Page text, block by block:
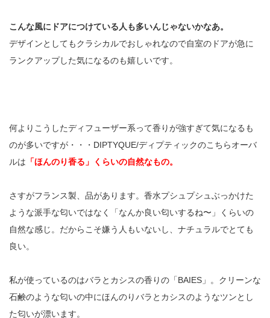
こんな風にドアにつけている人も多いんじゃないかなあ。
デザインとしてもクラシカルでおしゃれなので自室のドアが急に
ランクアップした気になるのも嬉しいです。
何よりこうしたディフューザー系って香りが強すぎて気になるも
のが多いですが・・・DIPTYQUE/ディプティックのこちらオーバ
ルは 「ほんのり香る」くらいの自然なもの。
さすがフランス製、品があります。香水プシュプシュぶっかけた
ような派手な匂いではなく「なんか良い匂いするね〜」くらいの
自然な感じ。だからこそ嫌う人もいないし、ナチュラルでとても
良い。
私が使っているのはバラとカシスの香りの「BAIES」。クリーンな
石鹸のような匂いの中にほんのりバラとカシスのようなツンとし
た匂いが漂います。